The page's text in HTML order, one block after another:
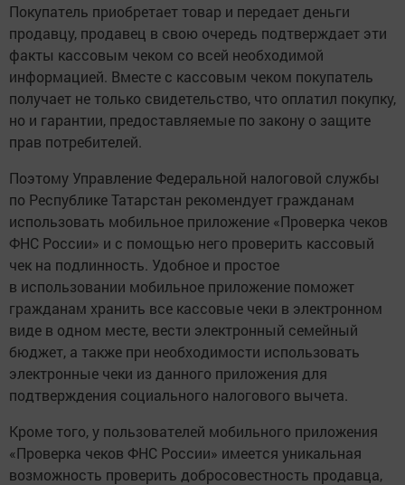
Покупатель приобретает товар и передает деньги
продавцу, продавец в свою очередь подтверждает эти
факты кассовым чеком со всей необходимой
информацией. Вместе с кассовым чеком покупатель
получает не только свидетельство, что оплатил покупку,
но и гарантии, предоставляемые по закону о защите
прав потребителей.
Поэтому Управление Федеральной налоговой службы
по Республике Татарстан рекомендует гражданам
использовать мобильное приложение «Проверка чеков
ФНС России» и с помощью него проверить кассовый
чек на подлинность. Удобное и простое
в использовании мобильное приложение поможет
гражданам хранить все кассовые чеки в электронном
виде в одном месте, вести электронный семейный
бюджет, а также при необходимости использовать
электронные чеки из данного приложения для
подтверждения социального налогового вычета.
Кроме того, у пользователей мобильного приложения
«Проверка чеков ФНС России» имеется уникальная
возможность проверить добросовестность продавца,